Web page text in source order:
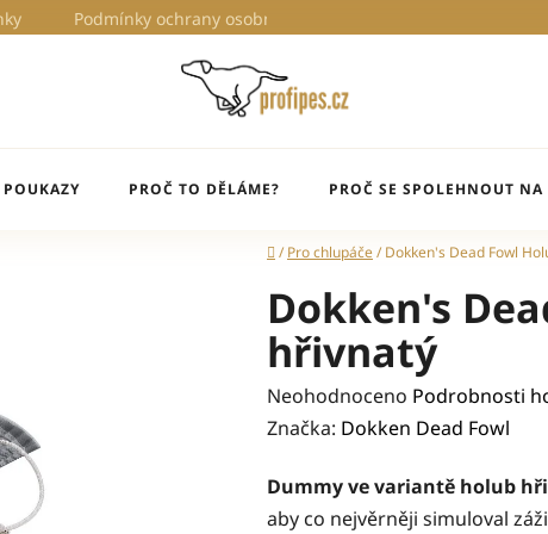
Podmínky ochrany osobních údajů
PROČ TO DĚLÁME? PROČ SE SPOLEHNOUT NA
Domů
/ Pro chlupáče/ Dokken's Dead Fowl
Dokken's
hřivnatý
Průměrné
hodnocení
je
0,0
Neohodnoceno Podrobnosti
Značka: Dokken Dead Fowl
Dummy ve variantě holub
aby co nejvěrněji simuloval